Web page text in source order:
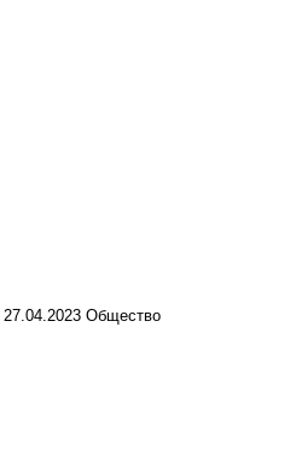
27.04.2023 Общество